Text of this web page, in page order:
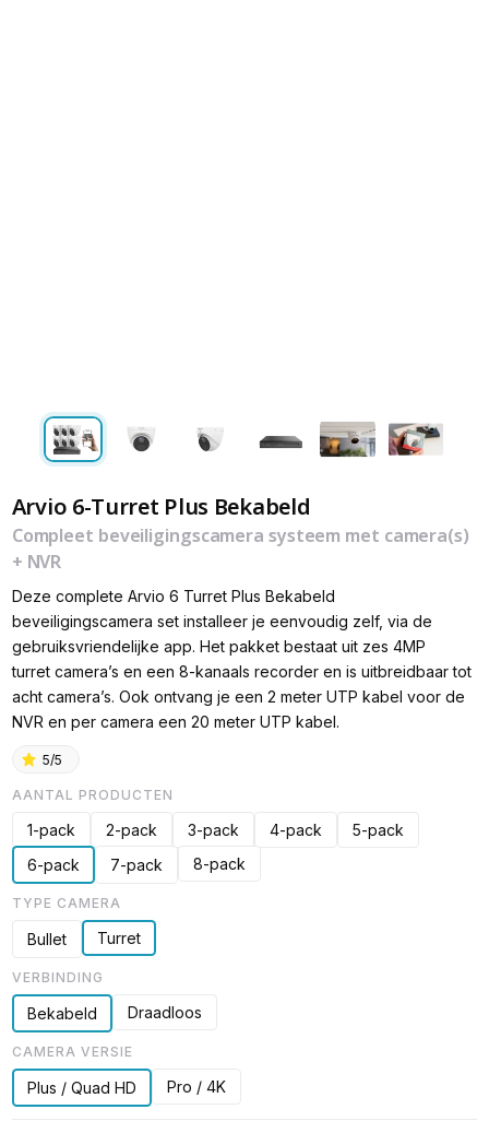
Arvio 6-Turret Plus Bekabeld
Compleet beveiligingscamera systeem met camera(s)
+ NVR
Deze complete Arvio 6 Turret Plus Bekabeld
beveiligingscamera set installeer je eenvoudig zelf, via de
gebruiksvriendelijke app. Het pakket bestaat uit zes 4MP
turret camera’s en een 8-kanaals recorder en is uitbreidbaar tot
acht camera’s. Ook ontvang je een 2 meter UTP kabel voor de
NVR en per camera een 20 meter UTP kabel.
5/5
AANTAL PRODUCTEN
1-pack 2-pack 3-pack 4-pack
5-pack
6-pack
7-pack 8-pack
TYPE CAMERA
Bullet Turret
VERBINDING
Bekabeld Draadloos
CAMERA VERSIE
Plus / Quad HD Pro / 4K